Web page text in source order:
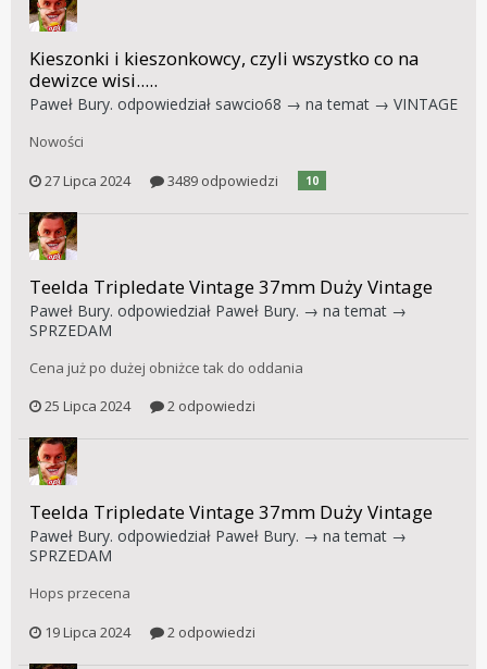
Kieszonki i kieszonkowcy, czyli wszystko co na
dewizce wisi.....
Paweł Bury. odpowiedział sawcio68 → na temat → VINTAGE
Nowości
27 Lipca 2024
3489 odpowiedzi 10
Teelda Tripledate Vintage 37mm Duży Vintage
Paweł Bury. odpowiedział Paweł Bury. → na temat →
SPRZEDAM
Cena już po dużej obniżce tak do oddania
25 Lipca 2024
2 odpowiedzi
Teelda Tripledate Vintage 37mm Duży Vintage
Paweł Bury. odpowiedział Paweł Bury. → na temat →
SPRZEDAM
Hops przecena
19 Lipca 2024
2 odpowiedzi